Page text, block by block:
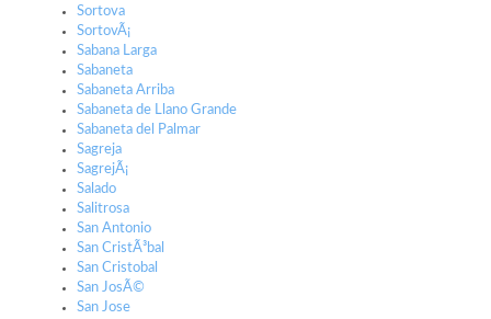
Sortova
SortovÃ¡
Sabana Larga
Sabaneta
Sabaneta Arriba
Sabaneta de Llano Grande
Sabaneta del Palmar
Sagreja
SagrejÃ¡
Salado
Salitrosa
San Antonio
San CristÃ³bal
San Cristobal
San JosÃ©
San Jose